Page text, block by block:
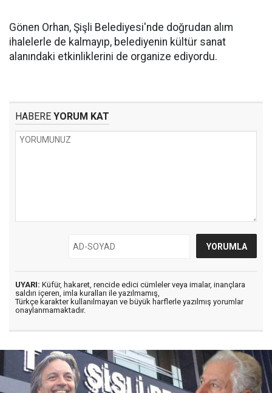
Gönen Orhan, Şişli Belediyesi'nde doğrudan alım
ihalelerle de kalmayıp, belediyenin kültür sanat
alanındaki etkinliklerini de organize ediyordu.
HABERE YORUM KAT
UYARI: Küfür, hakaret, rencide edici cümleler veya imalar, inançlara
saldırı içeren, imla kuralları ile yazılmamış,
Türkçe karakter kullanılmayan ve büyük harflerle yazılmış yorumlar
onaylanmamaktadır.